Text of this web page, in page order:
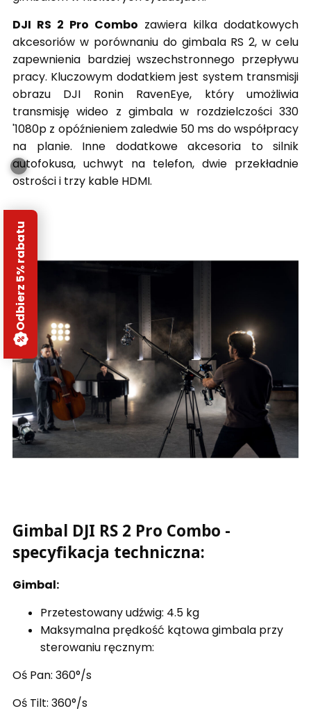
DJI RS 2 Pro Combo zawiera kilka dodatkowych
akcesoriów w porównaniu do gimbala RS 2, w celu
zapewnienia bardziej wszechstronnego przepływu
pracy. Kluczowym dodatkiem jest system transmisji
obrazu DJI Ronin RavenEye, który umożliwia
transmisję wideo z gimbala w rozdzielczości 330
'1080p z opóźnieniem zaledwie 50 ms do współpracy
na planie. Inne dodatkowe akcesoria to silnik
autofokusa, uchwyt na telefon, dwie przekładnie
ostrości i trzy kable HDMI.
Gimbal DJI RS 2 Pro Combo -
specyfikacja techniczna:
Gimbal:
Przetestowany udźwig: 4.5 kg
Maksymalna prędkość kątowa gimbala przy
sterowaniu ręcznym:
Oś Pan: 360°/s
Oś Tilt: 360°/s
Odbierz 5% rabatu